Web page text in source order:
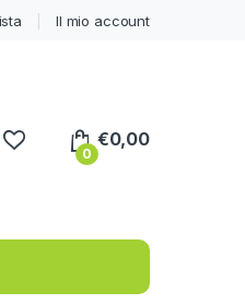
Il mio account
0
€0,00